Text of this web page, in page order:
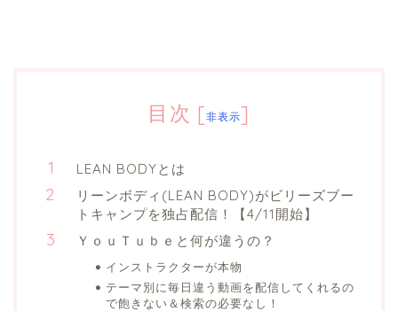
目次 [非表示]
LEAN BODYとは
リーンボディ(LEAN BODY)がビリーズブー
トキャンプを独占配信！【4/11開始】
ＹｏｕＴｕｂｅと何が違うの？
インストラクターが本物
テーマ別に毎日違う動画を配信してくれるの
で飽きない＆検索の必要なし！